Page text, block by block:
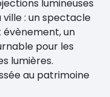
lumineuses
: un spectacle
évènement, un
pour les
lumières.
au patrimoine